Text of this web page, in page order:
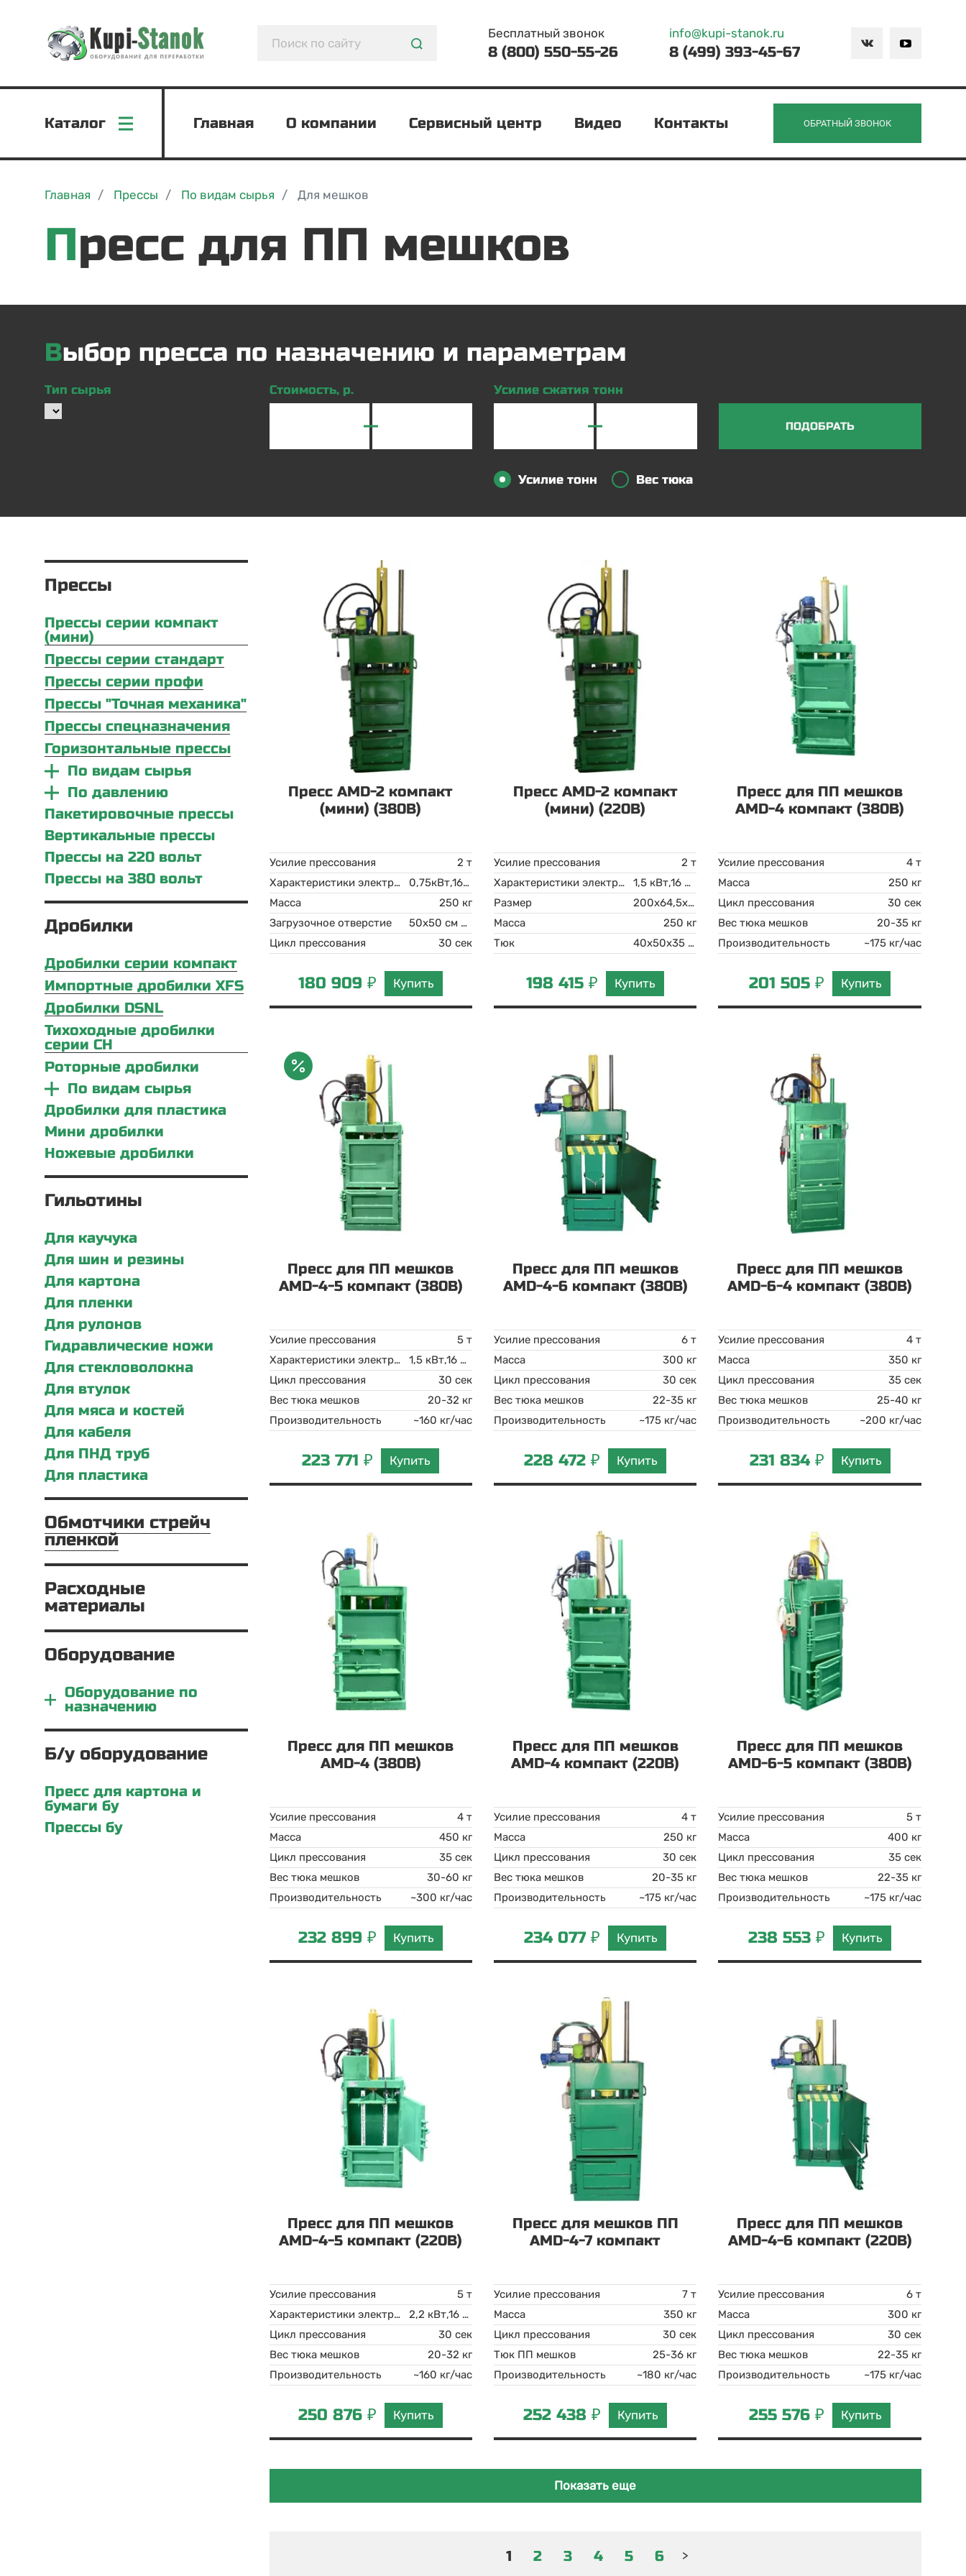
Бесплатный звонок
8 (800) 550-55-26
info@kupi-stanok.ru
8 (499) 393-45-67
Каталог Главная О компании Сервисный центр Видео Контакты ОБРАТНЫЙ ЗВОНОК
Главная Прессы По видам сырья Для мешков
Пресс для ПП мешков
Выбор пресса по назначению и параметрам
Тип сырья Стоимость, р. Усилие сжатия тонн
Усилие тонн Вес тюка
ПОДОБРАТЬ
Прессы
Прессы серии компакт
(мини)
Прессы серии стандарт
Прессы серии профи
Прессы "Точная механика"
Прессы спецназначения
Горизонтальные прессы
По видам сырья
По давлению
Пакетировочные прессы
Вертикальные прессы
Прессы на 220 вольт
Прессы на 380 вольт
Дробилки
Дробилки серии компакт
Импортные дробилки XFS
Дробилки DSNL
Тихоходные дробилки
серии CH
Роторные дробилки
По видам сырья
Дробилки для пластика
Мини дробилки
Ножевые дробилки
Гильотины
Для каучука
Для шин и резины
Для картона
Для пленки
Для рулонов
Гидравлические ножи
Для стекловолокна
Для втулок
Для мяса и костей
Для кабеля
Для ПНД труб
Для пластика
Обмотчики стрейч
пленкой
Расходные
материалы
Оборудование
Оборудование по
назначению
Б/у оборудование
Пресс для картона и
бумаги бу
Прессы бу
Пресс AMD-2 компакт
(мини) (380В)
Усилие прессования
2 т
Характеристики электродвигателя
0,75кВт,16А 380В
Масса
250 кг
Загрузочное отверстие
50х50 см ВхШ
Цикл прессования
30 сек
180 909 ₽ Купить
Пресс AMD-2 компакт
(мини) (220В)
Усилие прессования
2 т
Характеристики электродвигателя
1,5 кВт,16 А 220 В
Размер
200x64,5x42 см ВхШхГ
Масса
250 кг
Тюк
40x50x35 см
198 415 ₽ Купить
Пресс для ПП мешков
AMD-4 компакт (380В)
Усилие прессования
4 т
Масса
250 кг
Цикл прессования
30 сек
Вес тюка мешков
20-35 кг
Производительность
~175 кг/час
201 505 ₽ Купить
Пресс для ПП мешков
AMD-4-5 компакт (380В)
Усилие прессования
5 т
Характеристики электродвигателя
1,5 кВт,16 А 380 В
Цикл прессования
30 сек
Вес тюка мешков
20-32 кг
Производительность
~160 кг/час
223 771 ₽ Купить
Пресс для ПП мешков
AMD-4-6 компакт (380В)
Усилие прессования
6 т
Масса
300 кг
Цикл прессования
30 сек
Вес тюка мешков
22-35 кг
Производительность
~175 кг/час
228 472 ₽ Купить
Пресс для ПП мешков
AMD-6-4 компакт (380В)
Усилие прессования
4 т
Масса
350 кг
Цикл прессования
35 сек
Вес тюка мешков
25-40 кг
Производительность
~200 кг/час
231 834 ₽ Купить
Пресс для ПП мешков
AMD-4 (380В)
Усилие прессования
4 т
Масса
450 кг
Цикл прессования
35 сек
Вес тюка мешков
30-60 кг
Производительность
~300 кг/час
232 899 ₽ Купить
Пресс для ПП мешков
AMD-4 компакт (220В)
Усилие прессования
4 т
Масса
250 кг
Цикл прессования
30 сек
Вес тюка мешков
20-35 кг
Производительность
~175 кг/час
234 077 ₽ Купить
Пресс для ПП мешков
AMD-6-5 компакт (380В)
Усилие прессования
5 т
Масса
400 кг
Цикл прессования
35 сек
Вес тюка мешков
22-35 кг
Производительность
~175 кг/час
238 553 ₽ Купить
Пресс для ПП мешков
AMD-4-5 компакт (220В)
Усилие прессования
5 т
Характеристики электродвигателя
2,2 кВт,16 А 220 В
Цикл прессования
30 сек
Вес тюка мешков
20-32 кг
Производительность
~160 кг/час
250 876 ₽ Купить
Пресс для мешков ПП
AMD-4-7 компакт
Усилие прессования
7 т
Масса
350 кг
Цикл прессования
30 сек
Тюк ПП мешков
25-36 кг
Производительность
~180 кг/час
252 438 ₽ Купить
Пресс для ПП мешков
AMD-4-6 компакт (220В)
Усилие прессования
6 т
Масса
300 кг
Цикл прессования
30 сек
Вес тюка мешков
22-35 кг
Производительность
~175 кг/час
255 576 ₽ Купить
Показать еще
1 2 3 4 5 6 >